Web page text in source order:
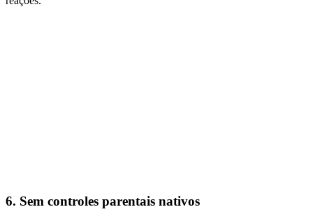
6. Sem controles parentais nativos